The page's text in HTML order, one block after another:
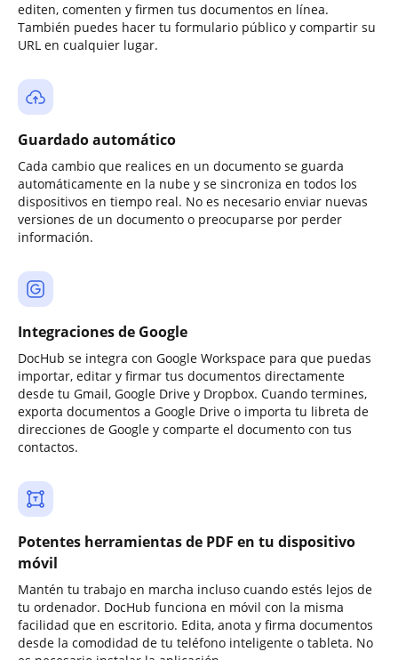
editen, comenten y firmen tus documentos en línea.
También puedes hacer tu formulario público y compartir su
URL en cualquier lugar.
Guardado automático
Cada cambio que realices en un documento se guarda
automáticamente en la nube y se sincroniza en todos los
dispositivos en tiempo real. No es necesario enviar nuevas
versiones de un documento o preocuparse por perder
información.
Integraciones de Google
DocHub se integra con Google Workspace para que puedas
importar, editar y firmar tus documentos directamente
desde tu Gmail, Google Drive y Dropbox. Cuando termines,
exporta documentos a Google Drive o importa tu libreta de
direcciones de Google y comparte el documento con tus
contactos.
Potentes herramientas de PDF en tu dispositivo
móvil
Mantén tu trabajo en marcha incluso cuando estés lejos de
tu ordenador. DocHub funciona en móvil con la misma
facilidad que en escritorio. Edita, anota y firma documentos
desde la comodidad de tu teléfono inteligente o tableta. No